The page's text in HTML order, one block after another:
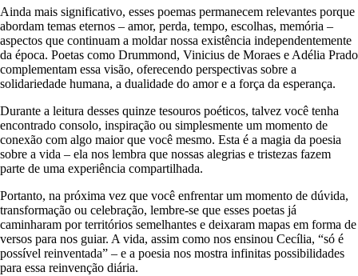
Ainda mais significativo, esses poemas permanecem relevantes porque
abordam temas eternos – amor, perda, tempo, escolhas, memória –
aspectos que continuam a moldar nossa existência independentemente
da época. Poetas como Drummond, Vinicius de Moraes e Adélia Prado
complementam essa visão, oferecendo perspectivas sobre a
solidariedade humana, a dualidade do amor e a força da esperança.
Durante a leitura desses quinze tesouros poéticos, talvez você tenha
encontrado consolo, inspiração ou simplesmente um momento de
conexão com algo maior que você mesmo. Esta é a magia da poesia
sobre a vida – ela nos lembra que nossas alegrias e tristezas fazem
parte de uma experiência compartilhada.
Portanto, na próxima vez que você enfrentar um momento de dúvida,
transformação ou celebração, lembre-se que esses poetas já
caminharam por territórios semelhantes e deixaram mapas em forma de
versos para nos guiar. A vida, assim como nos ensinou Cecília, “só é
possível reinventada” – e a poesia nos mostra infinitas possibilidades
para essa reinvenção diária.